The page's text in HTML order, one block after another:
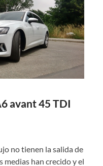
avant 45 TDI
no tienen la salida de
medias han crecido y el